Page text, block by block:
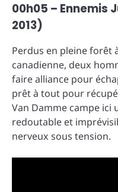
00h05 – Ennemis
2013)
Perdus en pleine forêt
canadienne, deux
faire alliance pour
prêt à tout pour
Van Damme campe ici
redoutable et
nerveux sous tension.